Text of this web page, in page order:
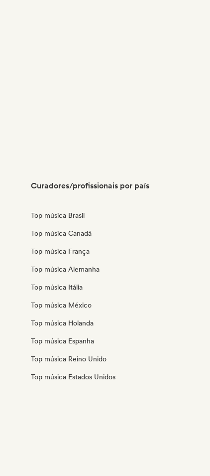
Curadores/profissionais por país
Top música Brasil
Top música Canadá
Top música França
Top música Alemanha
Top música Itália
Top música México
Top música Holanda
Top música Espanha
Top música Reino Unido
Top música Estados Unidos